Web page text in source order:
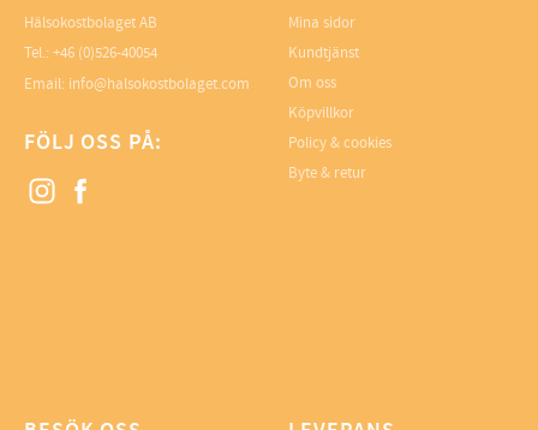
Hälsokostbolaget AB
Tel.: +46 (0)526-40054
Email: info@halsokostbolaget.com
FÖLJ OSS PÅ:
Mina sidor
Kundtjänst
Om oss
Köpvillkor
Policy & cookies
Byte & retur